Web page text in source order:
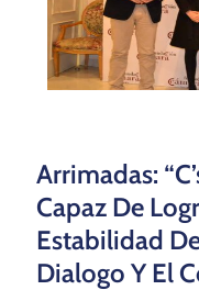
Arrimadas:
Capaz De
Estabilidad
Dialogo Y El